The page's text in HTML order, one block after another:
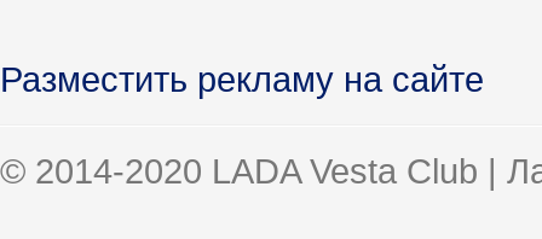
Разместить рекламу на сайте
© 2014-2020 LADA Vesta Club |